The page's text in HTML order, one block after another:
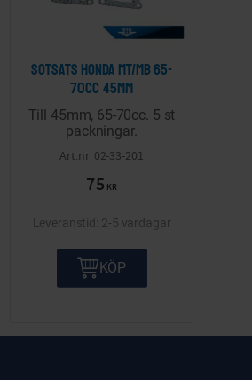
Sotsats Honda MT/MB 65-
70cc 45mm
Till 45mm, 65-70cc. 5 st
packningar.
02-33-201
75 KR
2-5 vardagar
KÖP